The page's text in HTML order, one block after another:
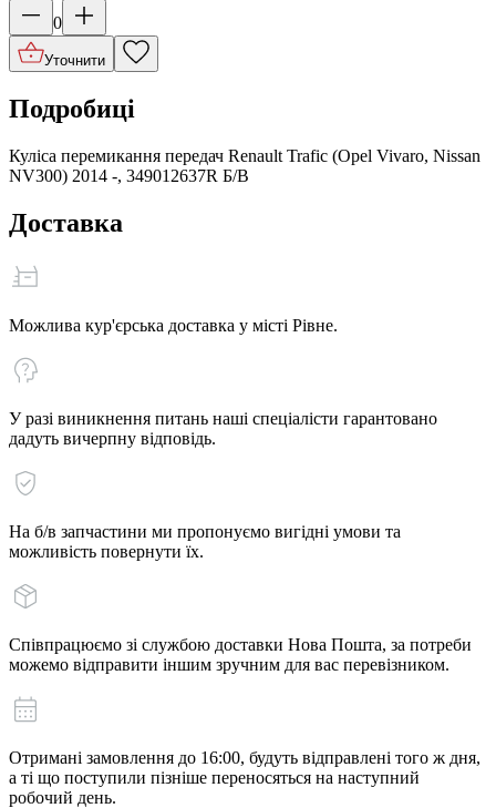
0
Уточнити
Подробиці
Куліса перемикання передач Renault Trafic (Opel Vivaro, Nissan
NV300) 2014 -, 349012637R Б/В
Доставка
Можлива кур'єрська доставка у місті Рівне.
У разі виникнення питань наші спеціалісти гарантовано
дадуть вичерпну відповідь.
На б/в запчастини ми пропонуємо вигідні умови та
можливість повернути їх.
Співпрацюємо зі службою доставки Нова Пошта, за потреби
можемо відправити іншим зручним для вас перевізником.
Отримані замовлення до 16:00, будуть відправлені того ж дня,
а ті що поступили пізніше переносяться на наступний
робочий день.